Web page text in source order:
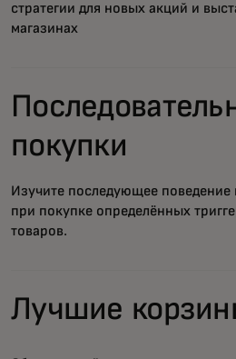
стратегии для новых акций и
магазинах
покупки
Изучите последующее поведение
при покупке определённых
товаров.
Лучшие